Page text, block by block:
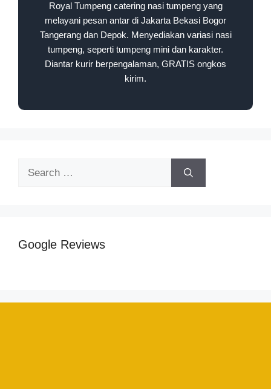
Royal Tumpeng catering nasi tumpeng yang
melayani pesan antar di Jakarta Bekasi Bogor
Tangerang dan Depok. Menyediakan variasi nasi
tumpeng, seperti tumpeng mini dan karakter.
Diantar kurir berpengalaman, GRATIS ongkos
kirim.
Google Reviews